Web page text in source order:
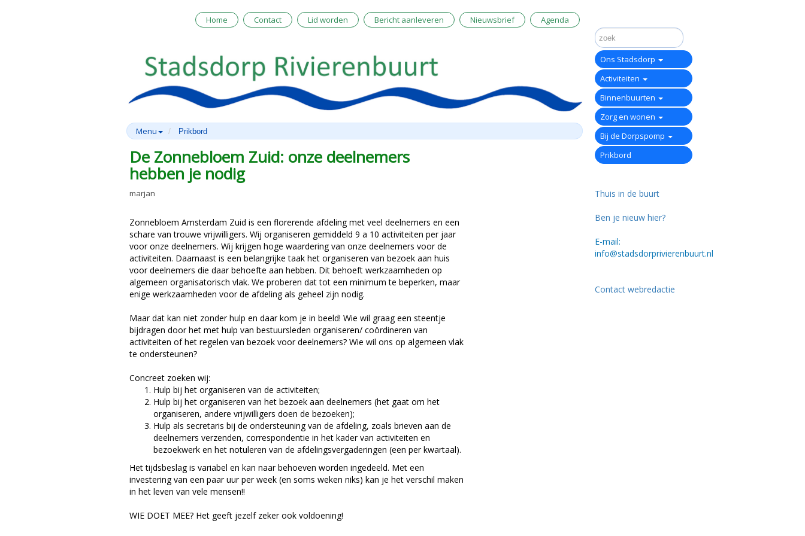
Home Contact Lid worden Bericht aanleveren Nieuwsbrief Agenda
Menu Prikbord
De Zonnebloem Zuid: onze deelnemers
hebben je nodig
marjan
Zonnebloem Amsterdam Zuid is een florerende afdeling met veel deelnemers en een
schare van trouwe vrijwilligers. Wij organiseren gemiddeld 9 a 10 activiteiten per jaar
voor onze deelnemers. Wij krijgen hoge waardering van onze deelnemers voor de
activiteiten. Daarnaast is een belangrijke taak het organiseren van bezoek aan huis
voor deelnemers die daar behoefte aan hebben. Dit behoeft werkzaamheden op
algemeen organisatorisch vlak. We proberen dat tot een minimum te beperken, maar
enige werkzaamheden voor de afdeling als geheel zijn nodig.
Maar dat kan niet zonder hulp en daar kom je in beeld! Wie wil graag een steentje
bijdragen door het met hulp van bestuursleden organiseren/ coördineren van
activiteiten of het regelen van bezoek voor deelnemers? Wie wil ons op algemeen vlak
te ondersteunen?
Concreet zoeken wij:
Hulp bij het organiseren van de activiteiten;
Hulp bij het organiseren van het bezoek aan deelnemers (het gaat om het
organiseren, andere vrijwilligers doen de bezoeken);
Hulp als secretaris bij de ondersteuning van de afdeling, zoals brieven aan de
deelnemers verzenden, correspondentie in het kader van activiteiten en
bezoekwerk en het notuleren van de afdelingsvergaderingen (een per kwartaal).
Het tijdsbeslag is variabel en kan naar behoeven worden ingedeeld. Met een
investering van een paar uur per week (en soms weken niks) kan je het verschil maken
in het leven van vele mensen!!
WIE DOET MEE? Het geeft jezelf zeker ook voldoening!
Ons Stadsdorp
Activiteiten
Binnenbuurten
Zorg en wonen
Bij de Dorpspomp
Prikbord
Thuis in de buurt
Ben je nieuw hier?
E-mail:
info@stadsdorprivierenbuurt.nl
Contact webredactie